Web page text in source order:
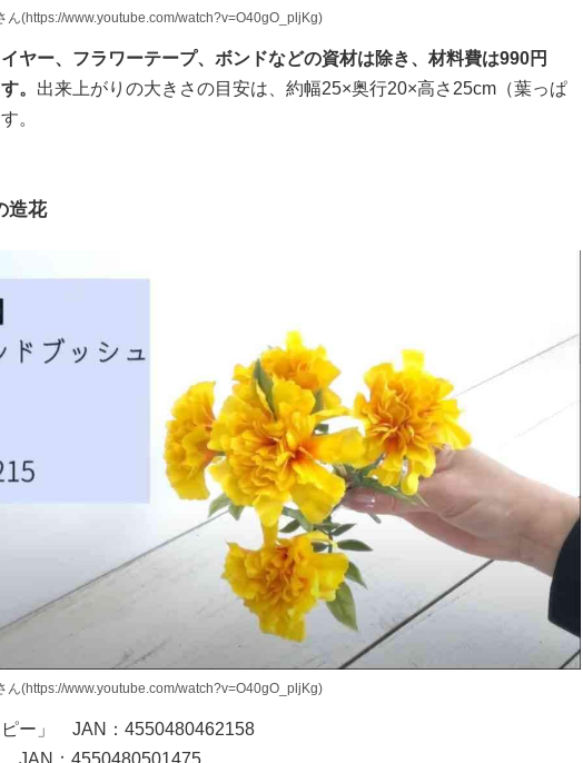
ん(https://www.youtube.com/watch?v=O40gO_pljKg)
ヤー、フラワーテープ、ボンドなどの資材は除き、材料費は990円
。 出来上がりの大きさの目安は、約幅25×奥行20×高さ25cm（葉っぱ
。
造花
ん(https://www.youtube.com/watch?v=O40gO_pljKg)
ピー」 JAN：4550480462158
JAN：4550480501475